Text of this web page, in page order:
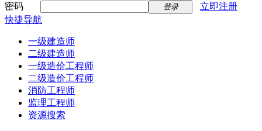
密码
登录
立即注册
快捷导航
一级建造师
二级建造师
一级造价工程师
二级造价工程师
消防工程师
监理工程师
资源搜索